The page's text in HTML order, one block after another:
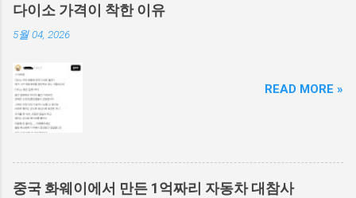
다이소 가격이 착한 이유
5월 04, 2026
READ MORE »
중국 화웨이에서 만든 1억짜리 자동차 대참사